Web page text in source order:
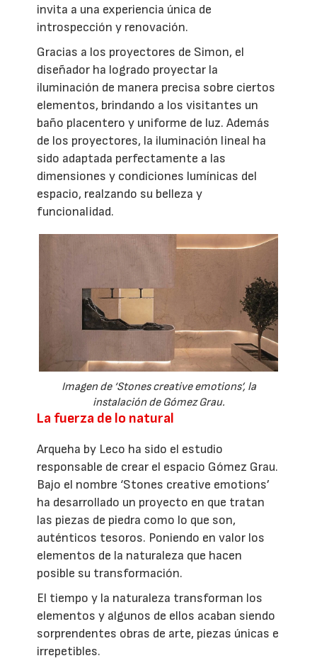
invita a una experiencia única de
introspección y renovación.
Gracias a los proyectores de Simon, el
diseñador ha logrado proyectar la
iluminación de manera precisa sobre ciertos
elementos, brindando a los visitantes un
baño placentero y uniforme de luz. Además
de los proyectores, la iluminación lineal ha
sido adaptada perfectamente a las
dimensiones y condiciones lumínicas del
espacio, realzando su belleza y
funcionalidad.
Imagen de ‘Stones creative emotions’, la
instalación de Gómez Grau.
La fuerza de lo natural
Arqueha by Leco ha sido el estudio
responsable de crear el espacio Gómez Grau.
Bajo el nombre ‘Stones creative emotions’
ha desarrollado un proyecto en que tratan
las piezas de piedra como lo que son,
auténticos tesoros. Poniendo en valor los
elementos de la naturaleza que hacen
posible su transformación.
El tiempo y la naturaleza transforman los
elementos y algunos de ellos acaban siendo
sorprendentes obras de arte, piezas únicas e
irrepetibles.